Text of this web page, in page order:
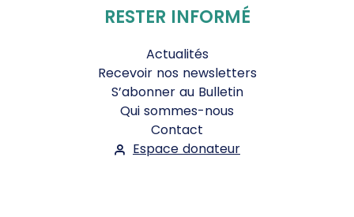
RESTER INFORMÉ
Actualités
Recevoir nos newsletters
S’abonner au Bulletin
Qui sommes-nous
Contact
Espace donateur